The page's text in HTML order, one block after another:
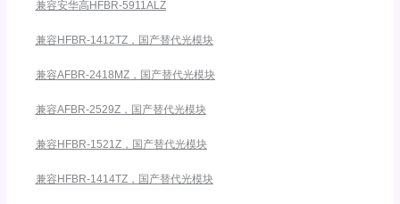
兼容安华高HFBR-5911ALZ
兼容HFBR-1412TZ，国产替代光模块
兼容AFBR-2418MZ，国产替代光模块
兼容AFBR-2529Z，国产替代光模块
兼容HFBR-1521Z，国产替代光模块
兼容HFBR-1414TZ，国产替代光模块